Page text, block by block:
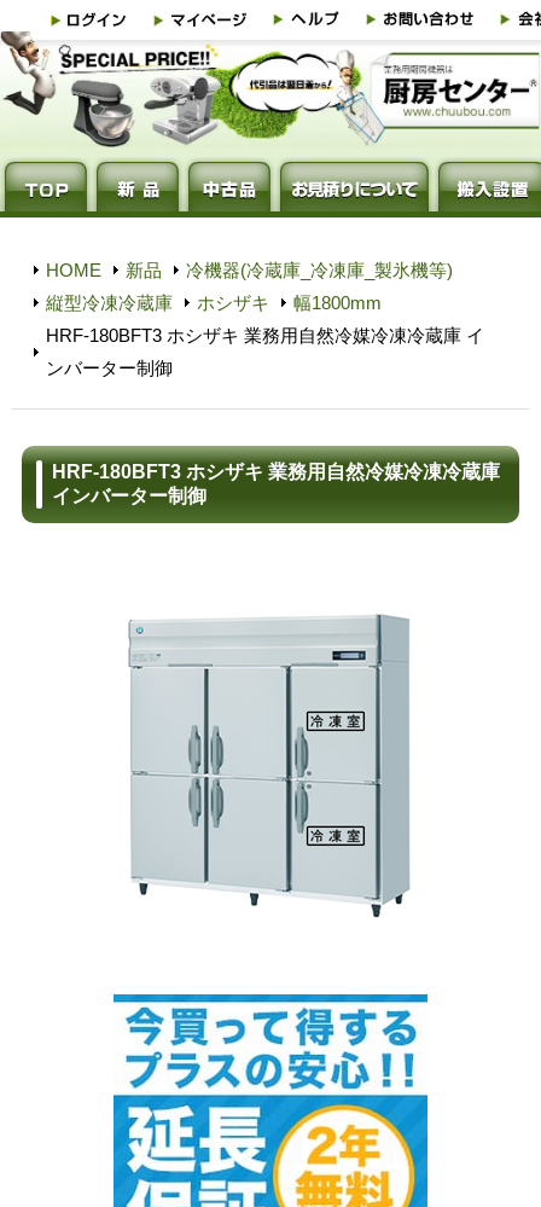
HOME 新品
冷機器(冷蔵庫_冷凍庫_製氷機等)
縦型冷凍冷蔵庫
ホシザキ
幅1800mm
HRF-180BFT3 ホシザキ 業務用自然冷媒冷凍冷蔵庫 イ
ンバーター制御
HRF-180BFT3 ホシザキ 業務用自然冷媒冷凍冷蔵庫
インバーター制御